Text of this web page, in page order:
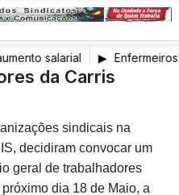
salarial
em Greve
da Carris
sindicais na
decidiram convocar um
geral de trabalhadores
próximo dia 18 de Maio, a